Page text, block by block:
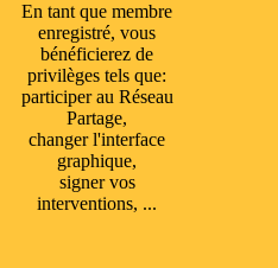
En tant que membre
enregistré, vous
bénéficierez de
privilèges tels que:
participer au Réseau
Partage,
changer l'interface
graphique,
signer vos
interventions, ...